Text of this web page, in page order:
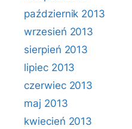
październik 2013
wrzesień 2013
sierpień 2013
lipiec 2013
czerwiec 2013
maj 2013
kwiecień 2013